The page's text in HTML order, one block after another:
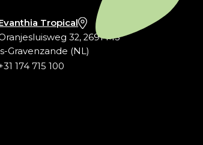
Tropical
32, 2691 MS
Gravenzande (NL)
174 715 100